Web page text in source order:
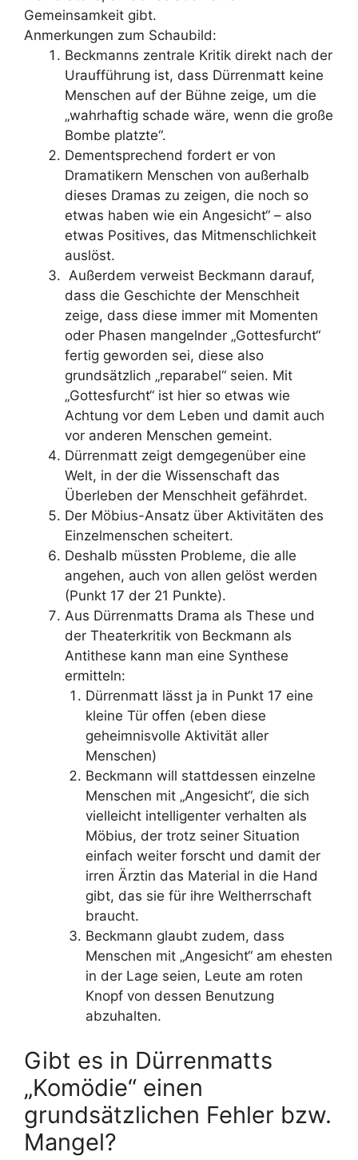
Gemeinsamkeit gibt.
Anmerkungen zum Schaubild:
Beckmanns zentrale Kritik direkt nach der
Uraufführung ist, dass Dürrenmatt keine
Menschen auf der Bühne zeige, um die
„wahrhaftig schade wäre, wenn die große
Bombe platzte“.
Dementsprechend fordert er von
Dramatikern Menschen von außerhalb
dieses Dramas zu zeigen, die noch so
etwas haben wie ein Angesicht“ – also
etwas Positives, das Mitmenschlichkeit
auslöst.
Außerdem verweist Beckmann darauf,
dass die Geschichte der Menschheit
zeige, dass diese immer mit Momenten
oder Phasen mangelnder „Gottesfurcht“
fertig geworden sei, diese also
grundsätzlich „reparabel“ seien. Mit
„Gottesfurcht“ ist hier so etwas wie
Achtung vor dem Leben und damit auch
vor anderen Menschen gemeint.
Dürrenmatt zeigt demgegenüber eine
Welt, in der die Wissenschaft das
Überleben der Menschheit gefährdet.
Der Möbius-Ansatz über Aktivitäten des
Einzelmenschen scheitert.
Deshalb müssten Probleme, die alle
angehen, auch von allen gelöst werden
(Punkt 17 der 21 Punkte).
Aus Dürrenmatts Drama als These und
der Theaterkritik von Beckmann als
Antithese kann man eine Synthese
ermitteln:
Dürrenmatt lässt ja in Punkt 17 eine
kleine Tür offen (eben diese
geheimnisvolle Aktivität aller
Menschen)
Beckmann will stattdessen einzelne
Menschen mit „Angesicht“, die sich
vielleicht intelligenter verhalten als
Möbius, der trotz seiner Situation
einfach weiter forscht und damit der
irren Ärztin das Material in die Hand
gibt, das sie für ihre Weltherrschaft
braucht.
Beckmann glaubt zudem, dass
Menschen mit „Angesicht“ am ehesten
in der Lage seien, Leute am roten
Knopf von dessen Benutzung
abzuhalten.
Gibt es in Dürrenmatts
„Komödie“ einen
grundsätzlichen Fehler bzw.
Mangel?